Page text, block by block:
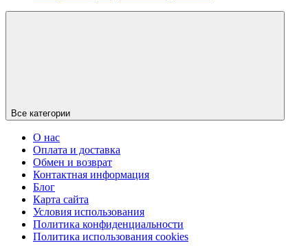
Все категории
О нас
Оплата и доставка
Обмен и возврат
Контактная информация
Блог
Карта сайта
Условия использования
Политика конфиденциальности
Политика использования cookies